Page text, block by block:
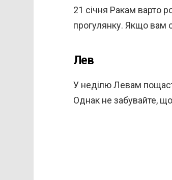
21 січня Ракам варто
прогулянку. Якщо вам
Лев
У неділю Левам
Однак не забувайте, що